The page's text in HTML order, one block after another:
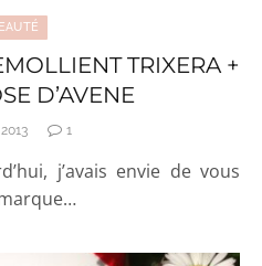
TRIXERA +
D’AVENE
1
j’avais envie de vous